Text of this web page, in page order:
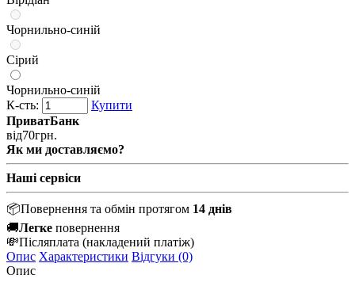
Чорнильно-синій
Сірий
Чорнильно-синій
К-сть:
Купити
ПриватБанк
від70грн.
Як ми доставляємо?
Наші сервіси
📦Повернення та обмін протягом 14 днів
🚚Легке повернення
💸Післяплата (накладений платіж)
Опис Характеристики Відгуки (0)
Опис